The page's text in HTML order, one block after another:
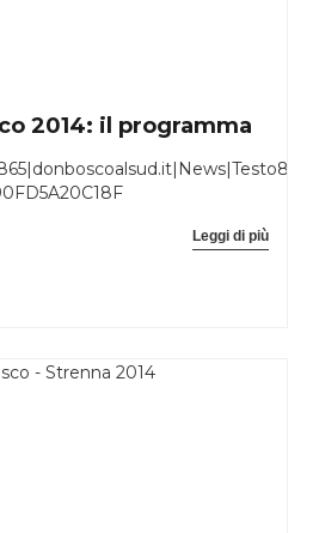
2014: il programma
Leggi di più